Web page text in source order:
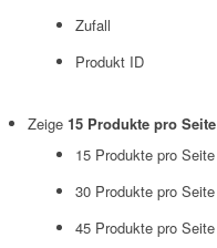
Zufall
Produkt ID
Zeige 15 Produkte pro Seite
15 Produkte pro Seite
30 Produkte pro Seite
45 Produkte pro Seite